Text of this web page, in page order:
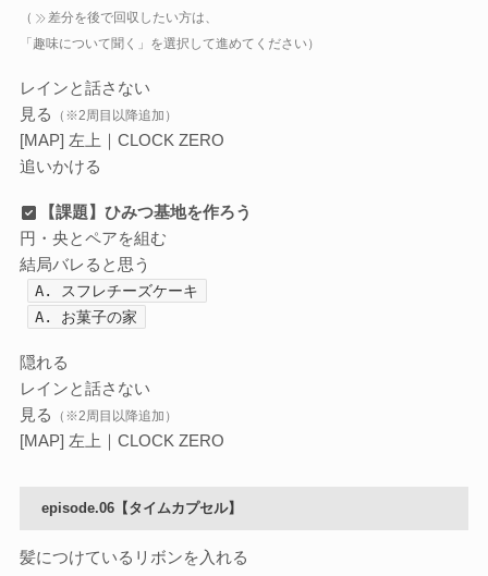
（
差分を後で回収したい方は、
「趣味について聞く」を選択して進めてください）
レインと話さない
見る
（※2周目以降追加）
[MAP] 左上｜CLOCK ZERO
追いかける
【課題】ひみつ基地を作ろう
円・央とペアを組む
結局バレると思う
A. スフレチーズケーキ
A. お菓子の家
隠れる
レインと話さない
見る
（※2周目以降追加）
[MAP] 左上｜CLOCK ZERO
episode.06【タイムカプセル】
髪につけているリボンを入れる